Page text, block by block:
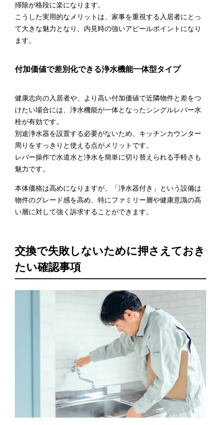
掃除が格段に楽になります。
こうした実用的なメリットは、家事を重視する入居者にとっ
て大きな魅力となり、内見時の強いアピールポイントになり
ます。
付加価値で差別化できる浄水機能一体型タイプ
健康志向の入居者や、より高い付加価値で近隣物件と差をつ
けたい場合には、浄水機能が一体となったシングルレバー水
栓が有効です。
別途浄水器を設置する必要がないため、キッチンカウンター
周りをすっきりと使える点がメリットです。
レバー操作で水道水と浄水を簡単に切り替えられる手軽さも
魅力です。
本体価格は高めになりますが、「浄水器付き」という設備は
物件のグレード感を高め、特にファミリー層や健康意識の高
い層に対して強く訴求することができます。
交換で失敗しないために押さえておき
たい確認事項